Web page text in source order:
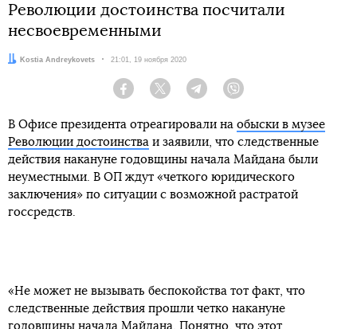
Революции достоинства посчитали
несвоевременными
Автор:Kostia Andreykovets Дата:
21:01, 19 ноября 2020
Facebook Twitter Telegram
В Офисе президента отреагировали на обыски в музее
Революции достоинства и заявили, что следственные
действия накануне годовщины начала Майдана были
неуместными. В ОП ждут «четкого юридического
заключения» по ситуации с возможной растратой
госсредств.
«Не может не вызывать беспокойства тот факт, что
следственные действия прошли четко накануне
годовщины начала Майдана. Понятно, что этот